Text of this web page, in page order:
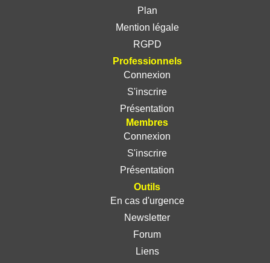
Plan
Mention légale
RGPD
Professionnels
Connexion
S'inscrire
Présentation
Membres
Connexion
S'inscrire
Présentation
Outils
En cas d'urgence
Newsletter
Forum
Liens